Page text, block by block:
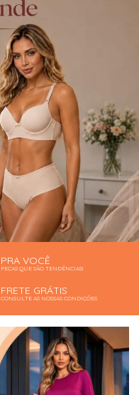
PRA VOCÊ
PEÇAS QUE SÃO TENDÊNCIAS!
FRETE GRÁTIS
CONSULTE AS NOSSAS CONDIÇÕES